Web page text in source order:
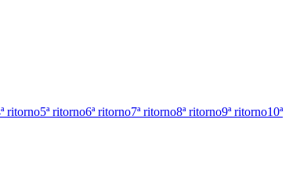
ritorno5ª ritorno6ª ritorno7ª ritorno8ª ritorno9ª ritorno10ª